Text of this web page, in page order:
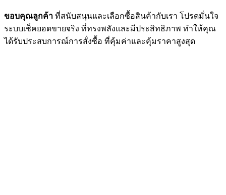
ขอบคุณลูกค้า ที่สนับสนุนและเลือกซื้อสินค้ากับเรา โปรดมั่นใจ
ระบบเช็คยอดขายจริง ที่ทรงพลังและมีประสิทธิภาพ ทำให้คุณ
ได้รับประสบการณ์การสั่งซื้อ ที่คุ้มค่าและคุ้มราคาสูงสุด